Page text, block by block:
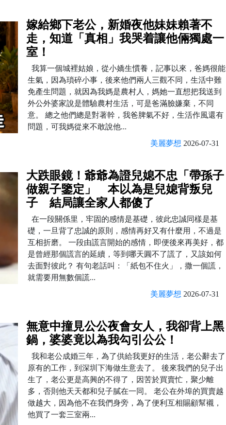
嫁給鄉下老公，新婚夜他妹妹賴著不
走，知道「真相」我哭着讓他倆獨處一
室！
我算一個城裡姑娘，從小嬌生慣養，記事以來，爸媽很能
生氣，因為瑣碎小事，後來他們兩人三觀不同，生活中難
免產生問題，就因為我媽是農村人，媽她一直想把我送到
外公外婆家說是體驗農村生活，可是爸滿臉嫌棄，不同
意。 總之他們總是對著幹，我爸脾氣不好，生活作風還有
問題，可我媽從來不敢說他...
美麗夢想 2026-07-31
大跌眼鏡！爺爺為證兒媳不忠「帶孫子
做親子鑒定」 本以為是兒媳背叛兒
子 結局讓全家人都傻了
在一段關係里，牢固的感情是基礎，彼此忠誠同樣是基
礎，一旦背了忠誠的原則，感情再好又有什麼用，不過是
互相折磨。 一段由謊言開始的感情，即便後來再美好，都
是曾經那個謊言的延續，等到哪天圓不了謊了，又該如何
去面對彼此？ 有句老話叫：「紙包不住火」，撒一個謊，
就需要用無數個謊...
美麗夢想 2026-07-31
無意中撞見公公夜會女人，我卻背上黑
鍋，婆婆竟以為我勾引公公！
我和老公成婚三年，為了供給我更好的生活，老公辭去了
原有的工作，到深圳下海做生意去了。 後來我們的兒子出
生了，老公更是高興的不得了，因苦於買賣忙，聚少離
多，否則他天天都和兒子膩在一同。 老公在外埠的買賣越
做越大，因為他不在我們身旁，為了便利互相賜顧幫襯，
他買了一套三室兩...